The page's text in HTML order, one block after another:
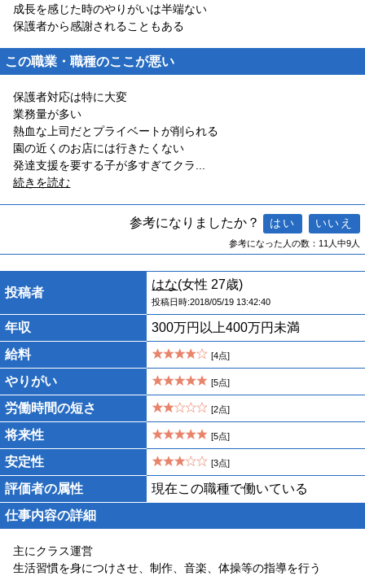
成長を感じた時のやりがいは半端ない
保護者から感謝されることもある
この職業・職種のここが悪い
保護者対応は特に大変
業務量が多い
熱血な上司だとプライベートが削られる
園の近くのお店には行きたくない
発達支援を要する子が多すぎてクラ
続きを読む
参考になりましたか？
参考になった人の数：11人中9人
投稿者
はな(女性 27歳)
投稿日時:2018/05/19 13:42:40
年収
300万円以上400万円未満
給料
[4点]
やりがい [5点]
労働時間の短さ [2点]
将来性 [5点]
安定性 [3点]
評価者の属性
現在この職種で働いている
仕事内容の詳細
主にクラス運営
生活習慣を身につけさせ、制作、音楽、体操等の指導を行う